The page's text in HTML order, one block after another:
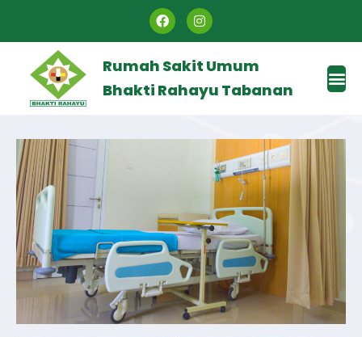
Rumah Sakit Umum
Bhakti Rahayu Tabanan